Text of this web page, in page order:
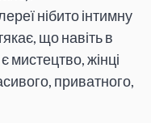
нібито інтимну
що навіть в
мистецтво, жінці
приватного,